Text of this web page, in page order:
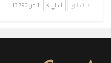
السابق التالي 1 من 13٬790